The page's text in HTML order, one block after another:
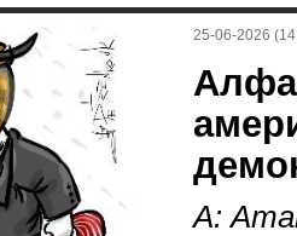
25-06-2026
А: